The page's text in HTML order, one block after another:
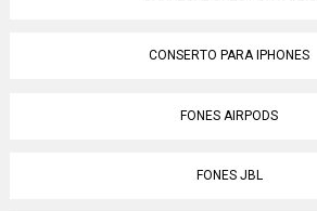
CONSERTO PARA IPHONES
FONES AIRPODS
FONES JBL